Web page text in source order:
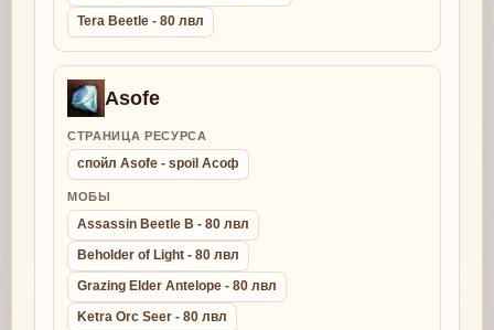
Tera Beetle - 80 лвл
Asofe
СТРАНИЦА РЕСУРСА
спойл Asofe - spoil Асоф
МОБЫ
Assassin Beetle B - 80 лвл
Beholder of Light - 80 лвл
Grazing Elder Antelope - 80 лвл
Ketra Orc Seer - 80 лвл